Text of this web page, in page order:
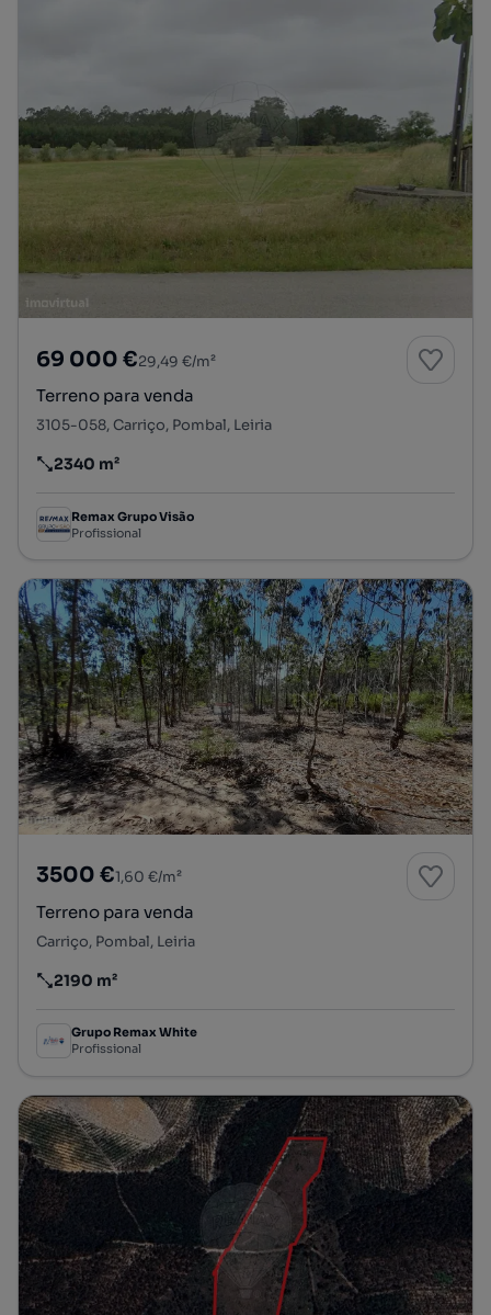
69 000 €29,49 €/m²
Terreno para venda
3105-058, Carriço, Pombal, Leiria
Preço por metro quadrado
2340 m²
Remax Grupo Visão
Profissional
3500 €1,60 €/m²
Terreno para venda
Carriço, Pombal, Leiria
Preço por metro quadrado
2190 m²
Grupo Remax White
Profissional